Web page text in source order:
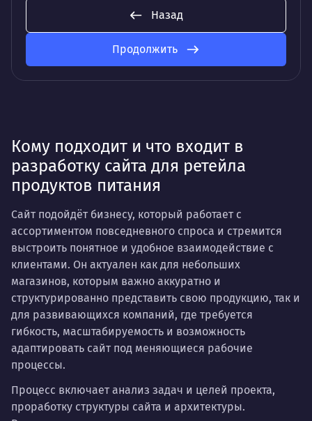
Назад
Продолжить
Кому подходит и что входит в
разработку сайта для ретейла
продуктов питания
Сайт подойдёт бизнесу, который работает с
ассортиментом повседневного спроса и стремится
выстроить понятное и удобное взаимодействие с
клиентами. Он актуален как для небольших
магазинов, которым важно аккуратно и
структурированно представить свою продукцию, так и
для развивающихся компаний, где требуется
гибкость, масштабируемость и возможность
адаптировать сайт под меняющиеся рабочие
процессы.
Процесс включает анализ задач и целей проекта,
проработку структуры сайта и архитектуры.